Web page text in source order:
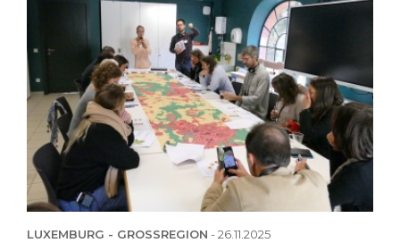
LUXEMBURG - GROSSREGION -26.11.2025